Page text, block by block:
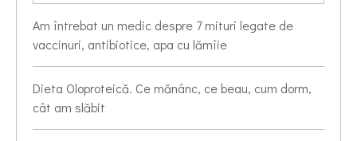
Am întrebat un medic despre 7 mituri legate de
vaccinuri, antibiotice, apa cu lămîie
Dieta Oloproteică. Ce mănânc, ce beau, cum dorm,
cât am slăbit